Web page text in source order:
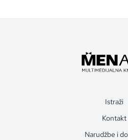
Istraži
Kontakt
Narudžbe i